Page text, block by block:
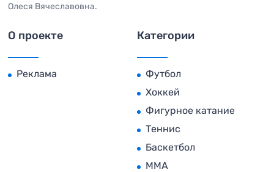
Олеся Вячеславовна.
О проекте
Реклама
Категории
Футбол
Хоккей
Фигурное катание
Теннис
Баскетбол
MMA